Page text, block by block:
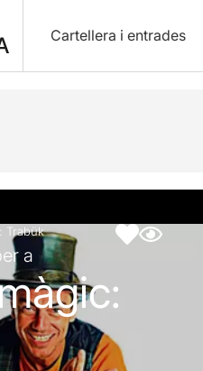
Cartellera i entrades
Trabük
a